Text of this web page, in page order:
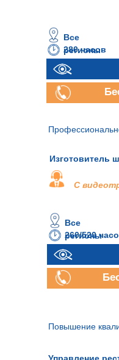
280 часов
Все
регионы
Изготовитель
260/520
Все
регионы
С
Повышение